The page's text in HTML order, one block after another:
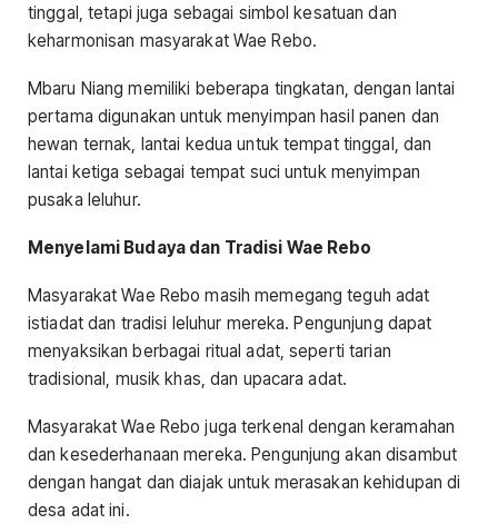
tinggal, tetapi juga sebagai simbol kesatuan dan
keharmonisan masyarakat Wae Rebo.
Mbaru Niang memiliki beberapa tingkatan, dengan lantai
pertama digunakan untuk menyimpan hasil panen dan
hewan ternak, lantai kedua untuk tempat tinggal, dan
lantai ketiga sebagai tempat suci untuk menyimpan
pusaka leluhur.
Menyelami Budaya dan Tradisi Wae Rebo
Masyarakat Wae Rebo masih memegang teguh adat
istiadat dan tradisi leluhur mereka. Pengunjung dapat
menyaksikan berbagai ritual adat, seperti tarian
tradisional, musik khas, dan upacara adat.
Masyarakat Wae Rebo juga terkenal dengan keramahan
dan kesederhanaan mereka. Pengunjung akan disambut
dengan hangat dan diajak untuk merasakan kehidupan di
desa adat ini.